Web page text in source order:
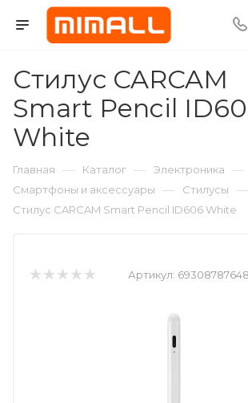
Стилус CARCAM
Smart Pencil
White
Главная — Каталог — Электроника —
Смартфоны и аксессуары — Стилусы —
Стилус CARCAM Smart Pencil ID606 White
Артикул: